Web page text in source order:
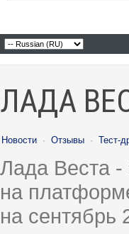
ЛАДА
Новости · Отзывы · Тест-
Лада Веста
на
на сентябрь